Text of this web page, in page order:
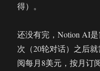
得）。
还没有完，Notion AI
次（20轮对话）之后
阅每月8美元，按月订